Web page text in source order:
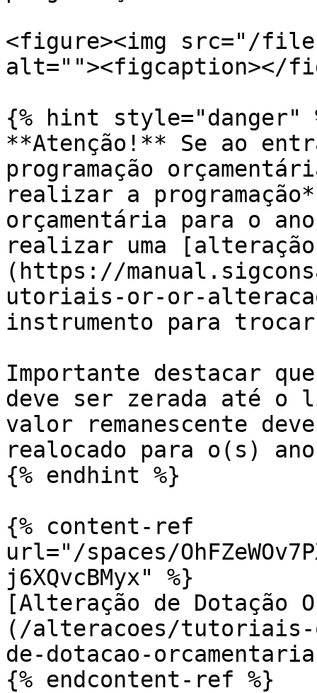
<figure><img src="/
alt=""><figcaption></
{% hint style="danger"
**Atenção!** Se ao
programação
realizar a
orçamentária para o
realizar uma
(https://
utoriais-or-or-
instrumento para
Importante destacar
deve ser zerada até o
valor remanescente
realocado para o(s)
{% endhint %}
{% content-ref
url="/spaces/
j6XQvcBMyx" %}
[Alteração de Dotação
(/alteracoes/
de-dotacao-
{% endcontent-ref %}